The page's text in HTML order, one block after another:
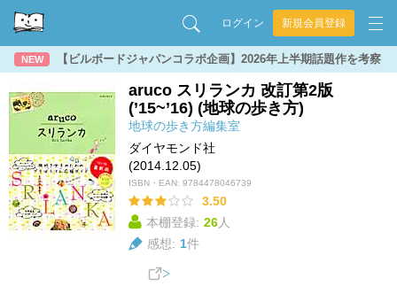
ログイン 新規会員登録
NEW 【ビルボードジャパンコラボ企画】2026年上半期話題作を考察
aruco スリランカ 改訂第2版
(’15~’16) (地球の歩き方)
地球の歩き方編集室
ダイヤモンド社
(2014.12.05)
ISBN・EAN: 9784478046739
3.50
本棚登録: 26人
感想: 1件